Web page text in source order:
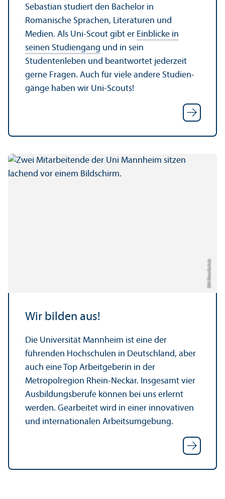
Sebastian studiert den Bachelor in
Romanische Sprachen, Literaturen und
Medien. Als Uni-Scout gibt er Einblicke in
seinen Studien­gang und in sein
Studentenleben und beantwortet jederzeit
gerne Fragen. Auch für viele andere Studien­
gänge haben wir Uni-Scouts!
Bild: Oana Szekely
Wir bilden aus!
Die Universität Mannheim ist eine der
führenden Hochschulen in Deutschland, aber
auch eine Top Arbeitgeberin in der
Metropolregion Rhein-Neckar. Insgesamt vier
Ausbildungs­berufe können bei uns erlernt
werden. Gearbeitet wird in einer innovativen
und internationalen Arbeits­umgebung.